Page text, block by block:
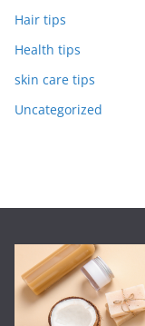
Hair tips
Health tips
skin care tips
Uncategorized